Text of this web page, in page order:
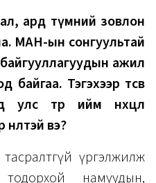
ард түмний зовлон
МАН-ын сонгуультай
ажил
Тэгэхээр төсөв
улс төр ийм нөхцөл
вэ?
үргэлжилж
намуудын,